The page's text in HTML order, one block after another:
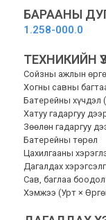
БАРААНЫ
1.258-000.0
ТЕХНИКИЙН
Сойзны ажлын
Хогны савны
Батерейны хүчдэл
Хатуу гадаргуу
Зөөлөн гадаргуу
Батерейны төрөл
Цахилгааны
Дагалдах
Сав, баглаа
Хэмжээ (Урт ×